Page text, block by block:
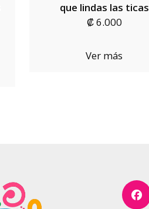
que lindas las ticas
₡ 6.000
Ver más